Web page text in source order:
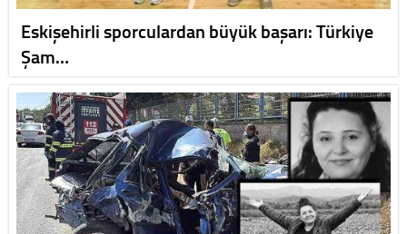
Eskişehirli sporculardan büyük başarı: Türkiye
Şam…